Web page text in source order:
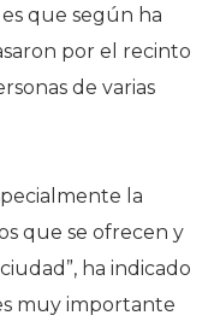
que según ha
por el recinto
de varias
la
que se ofrecen y
ha indicado
muy importante